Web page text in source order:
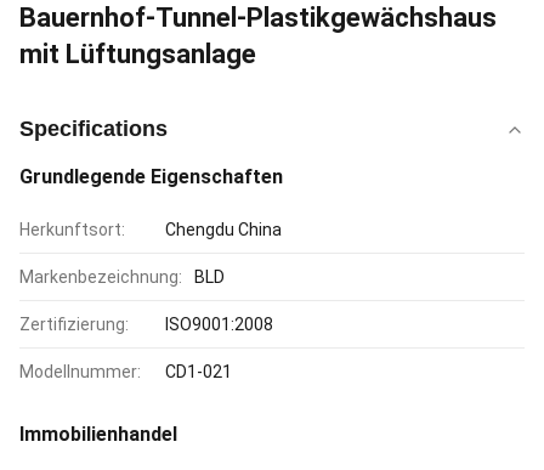
Bauernhof-Tunnel-Plastikgewächshaus
mit Lüftungsanlage
Specifications
Grundlegende Eigenschaften
Herkunftsort: Chengdu China
Markenbezeichnung: BLD
Zertifizierung: ISO9001:2008
Modellnummer: CD1-021
Immobilienhandel